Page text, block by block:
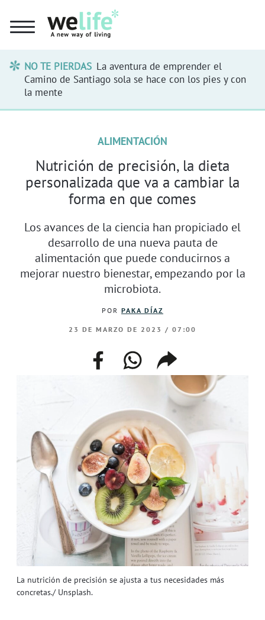
NO TE PIERDAS La aventura de emprender el
Camino de Santiago sola se hace con los pies y con
la mente
La nutrición de precisión se ajusta a tus necesidades más
concretas./ Unsplash.
ALIMENTACIÓN
Nutrición de precisión, la dieta
personalizada que va a cambiar la
forma en que comes
Los avances de la ciencia han propiciado el
desarrollo de una nueva pauta de
alimentación que puede conducirnos a
mejorar nuestro bienestar, empezando por la
microbiota.
POR PAKA DÍAZ
23 DE MARZO DE 2023 / 07:00
facebookwhatsappcompartir
enlace